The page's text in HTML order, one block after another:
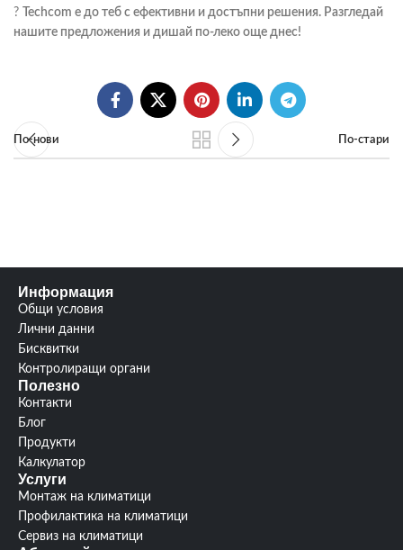
?
Techcom е до теб с ефективни и достъпни решения. Разгледай
нашите предложения и дишай по-леко още днес!
По-нови По-стари
Информация
Общи условия
Лични данни
Бисквитки
Контролиращи органи
Полезно
Контакти
Блог
Продукти
Калкулатор
Услуги
Монтаж на климатици
Профилактика на климатици
Сервиз на климатици